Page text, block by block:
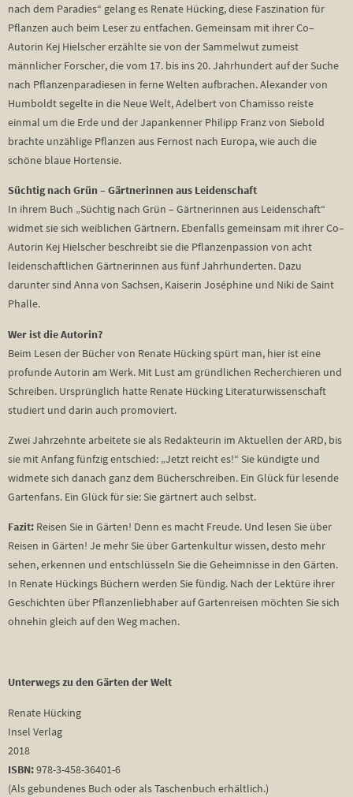
nach dem Paradies“ gelang es Renate Hücking, diese Faszination für
Pflanzen auch beim Leser zu entfachen. Gemeinsam mit ihrer Co–
Autorin Kej Hielscher erzählte sie von der Sammelwut zumeist
männlicher Forscher, die vom 17. bis ins 20. Jahrhundert auf der Suche
nach Pflanzenparadiesen in ferne Welten aufbrachen. Alexander von
Humboldt segelte in die Neue Welt, Adelbert von Chamisso reiste
einmal um die Erde und der Japankenner Philipp Franz von Siebold
brachte unzählige Pflanzen aus Fernost nach Europa, wie auch die
schöne blaue Hortensie.
Süchtig nach Grün – Gärtnerinnen aus Leidenschaft
In ihrem Buch „Süchtig nach Grün – Gärtnerinnen aus Leidenschaft“
widmet sie sich weiblichen Gärtnern. Ebenfalls gemeinsam mit ihrer Co–
Autorin Kej Hielscher beschreibt sie die Pflanzenpassion von acht
leidenschaftlichen Gärtnerinnen aus fünf Jahrhunderten. Dazu
darunter sind Anna von Sachsen, Kaiserin Joséphine und Niki de Saint
Phalle.
Wer ist die Autorin?
Beim Lesen der Bücher von Renate Hücking spürt man, hier ist eine
profunde Autorin am Werk. Mit Lust am gründlichen Recherchieren und
Schreiben. Ursprünglich hatte Renate Hücking Literaturwissenschaft
studiert und darin auch promoviert.
Zwei Jahrzehnte arbeitete sie als Redakteurin im Aktuellen der ARD, bis
sie mit Anfang fünfzig entschied: „Jetzt reicht es!“ Sie kündigte und
widmete sich danach ganz dem Bücherschreiben. Ein Glück für lesende
Gartenfans. Ein Glück für sie: Sie gärtnert auch selbst.
Fazit: Reisen Sie in Gärten! Denn es macht Freude. Und lesen Sie über
Reisen in Gärten! Je mehr Sie über Gartenkultur wissen, desto mehr
sehen, erkennen und entschlüsseln Sie die Geheimnisse in den Gärten.
In Renate Hückings Büchern werden Sie fündig. Nach der Lektüre ihrer
Geschichten über Pflanzenliebhaber auf Gartenreisen möchten Sie sich
ohnehin gleich auf den Weg machen.
Unterwegs zu den Gärten der Welt
Renate Hücking
Insel Verlag
2018
ISBN:978-3-458-36401-6
(Als gebundenes Buch oder als Taschenbuch erhältlich.)